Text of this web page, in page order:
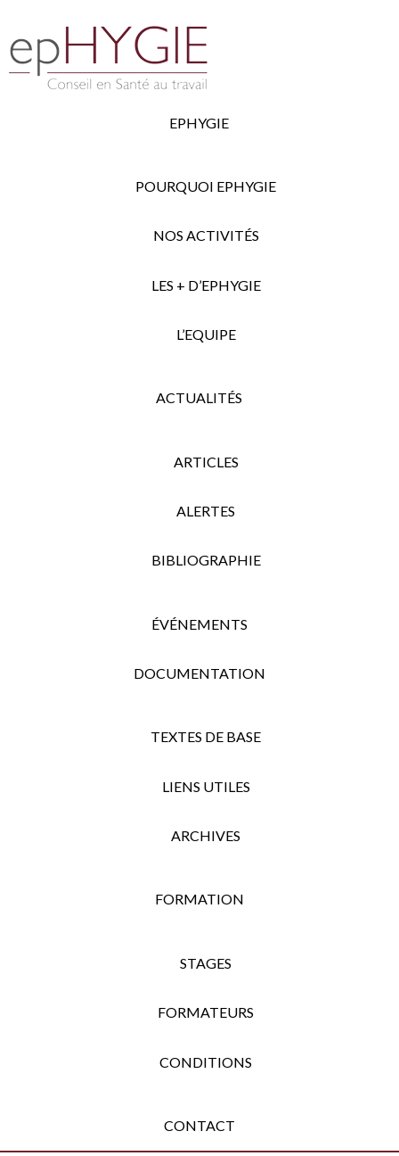
EPHYGIE
POURQUOI EPHYGIE
NOS ACTIVITÉS
LES + D’EPHYGIE
L’EQUIPE
ACTUALITÉS
ARTICLES
ALERTES
BIBLIOGRAPHIE
ÉVÉNEMENTS
DOCUMENTATION
TEXTES DE BASE
LIENS UTILES
ARCHIVES
FORMATION
STAGES
FORMATEURS
CONDITIONS
CONTACT